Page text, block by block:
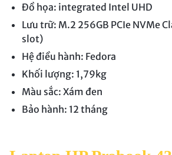
Đồ họa: integrated Intel UHD
Lưu trữ: M.2 256GB PCIe NVMe
slot)
Hệ điều hành: Fedora
Khối lượng: 1,79kg
Màu sắc: Xám đen
Bảo hành: 12 tháng